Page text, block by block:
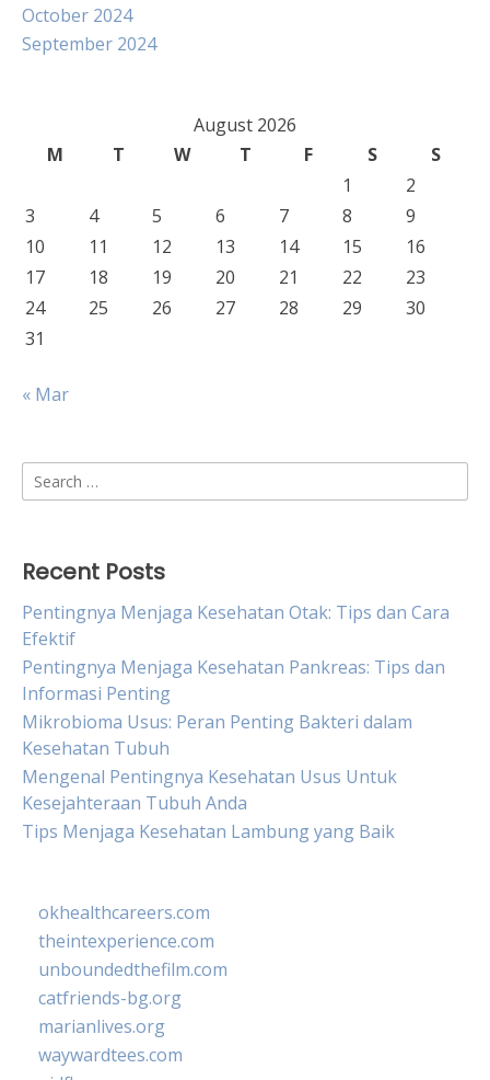
October 2024
September 2024
August 2026
M
T W T F S
S
1
2
3
4 5 6 7 8
9
10
11 12 13 14 15
16
17
18 19 20 21 22
23
24
25 26 27 28 29
30
31
« Mar
Search
for:
Recent Posts
Pentingnya Menjaga Kesehatan Otak: Tips dan Cara
Efektif
Pentingnya Menjaga Kesehatan Pankreas: Tips dan
Informasi Penting
Mikrobioma Usus: Peran Penting Bakteri dalam
Kesehatan Tubuh
Mengenal Pentingnya Kesehatan Usus Untuk
Kesejahteraan Tubuh Anda
Tips Menjaga Kesehatan Lambung yang Baik
okhealthcareers.com
theintexperience.com
unboundedthefilm.com
catfriends-bg.org
marianlives.org
waywardtees.com